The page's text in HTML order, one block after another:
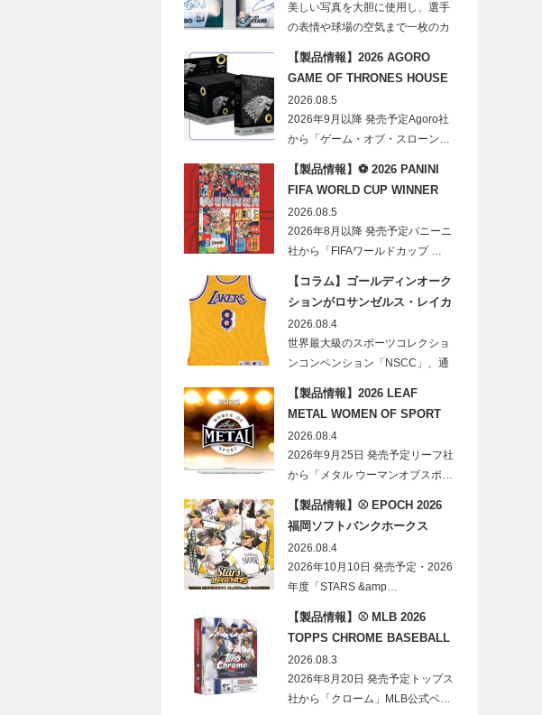
見逃せない
美しい写真を大胆に使用し、選手
の表情や球場の空気まで一枚のカ
【製品情報】2026 AGORO
GAME OF THRONES HOUSE
STARK BLIND BOX
2026.08.5
2026年9月以降 発売予定Agoro社
から「ゲーム・オブ・スローン…
【製品情報】⚽ 2026 PANINI
FIFA WORLD CUP WINNER
STICKER POSTER
2026.08.5
2026年8月以降 発売予定パニーニ
社から「FIFAワールドカップ …
【コラム】ゴールディンオーク
ションがロサンゼルス・レイカ
ーズのオフィシャルオークショ
ンスポンサーに！
2026.08.4
世界最大級のスポーツコレクショ
ンコンベンション「NSCC」、通
【製品情報】2026 LEAF
METAL WOMEN OF SPORT
HOBBY
2026.08.4
2026年9月25日 発売予定リーフ社
から「メタル ウーマンオブスポ…
【製品情報】⚾ EPOCH 2026
福岡ソフトバンクホークス
STARS&LEGENDS ベースボー
ルカード
2026.08.4
2026年10月10日 発売予定・2026
年度「STARS &amp…
【製品情報】⚾ MLB 2026
TOPPS CHROME BASEBALL
LOGOFRACTOR
2026.08.3
2026年8月20日 発売予定トップス
社から「クローム」MLB公式ベ…